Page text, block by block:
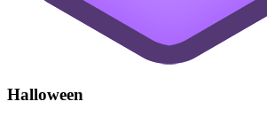
Halloween